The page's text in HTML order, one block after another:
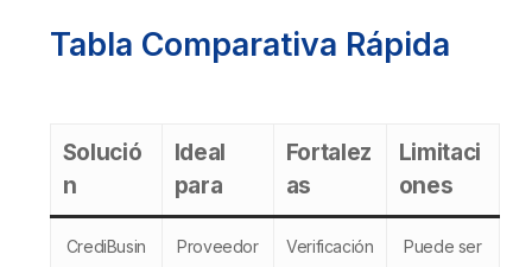
Tabla Comparativa Rápida
Solució
n
Ideal
para
Fortalez
as
Limitaci
ones
CrediBusin
Proveedor
Verificación
Puede ser